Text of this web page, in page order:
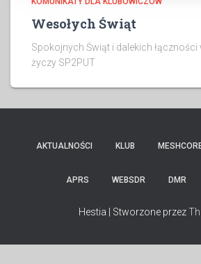
Wesołych Świąt
Spokojnych Świąt i dalekich łączności
życzy SP2PUT
AKTUALNOŚCI KLUB
APRS WEBSDR DMR
Hestia | Stworzone przez